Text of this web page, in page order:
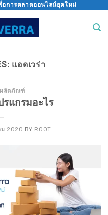
อการตลาดออนไลน์ยุคใหม่
แอดเวร่า
ผลิตภัณฑ์
แกรมอะไร
ม 2020 BY ROOT